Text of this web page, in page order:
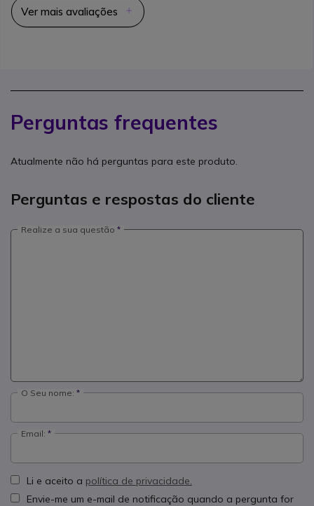
Ver mais avaliações
Perguntas frequentes
Atualmente não há perguntas para este produto.
Perguntas e respostas do cliente
Realize a sua questão
O Seu nome:
Email:
Li e aceito a política de privacidade.
Envie-me um e-mail de notificação quando a pergunta for